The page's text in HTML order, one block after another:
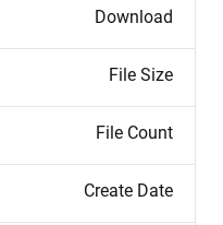
Download
File Size
File Count
Create Date